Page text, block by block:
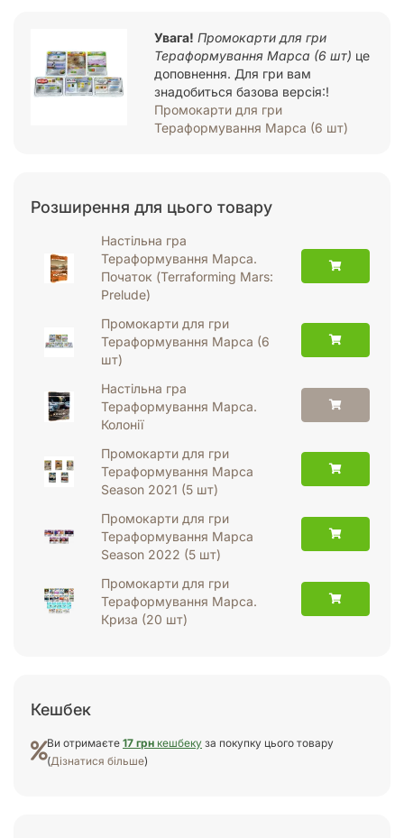
Увага! Промокарти для гри
Тераформування Марса (6 шт) це
доповнення. Для гри вам
знадобиться базова версія:!
Промокарти для гри
Тераформування Марса (6 шт)
Розширення для цього товару
Настільна гра
Тераформування Марса.
Початок (Terraforming Mars:
Prelude)
Промокарти для гри
Тераформування Марса (6
шт)
Настільна гра
Тераформування Марса.
Колонії
Промокарти для гри
Тераформування Марса
Season 2021 (5 шт)
Промокарти для гри
Тераформування Марса
Season 2022 (5 шт)
Промокарти для гри
Тераформування Марса.
Криза (20 шт)
Кешбек
Ви отримаєте 17 грн кешбеку за покупку цього товару
(Дізнатися більше)